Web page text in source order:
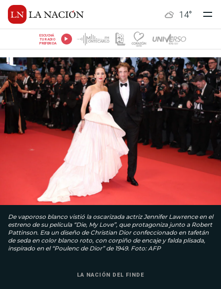
14°
ESCUCHÁ
TU RADIO
PREFERIDA
De vaporoso blanco vistió la oscarizada actriz Jennifer Lawrence en el
estreno de su película “Die, My Love”, que protagoniza junto a Robert
Pattinson. Era un diseño de Christian Dior confeccionado en tafetán
de seda en color blanco roto, con corpiño de encaje y falda plisada,
inspirado en el “Poulenc de Dior” de 1949. Foto: AFP
LA NACIÓN DEL FINDE